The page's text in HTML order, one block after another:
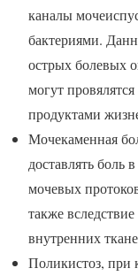
каналы
бактериями.
острых болевых
могут
продуктами
Мочекаменная
доставлять боль
мочевых
также
внутренних
Поликистоз, при